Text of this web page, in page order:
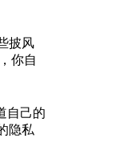
披风
你自
自己的
隐私